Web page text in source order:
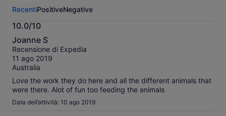
attività.
Maggiori
informazioni
sulle
nostre
recensioni
verificate
RecentiPositiveNegative
10.0/10
10.0
su
10
Joanne S
Recensione di Expedia
11 ago 2019
Australia
Love the work they do here and all the different animals that
were there. Alot of fun too feeding the animals
Data dell’attività: 10 ago 2019